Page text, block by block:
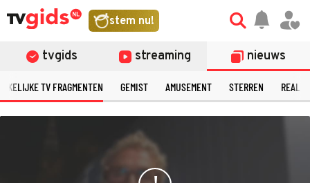
stem nu!
tvgids streaming nieuws
TV FRAGMENTEN GEMIST AMUSEMENT STERREN
©